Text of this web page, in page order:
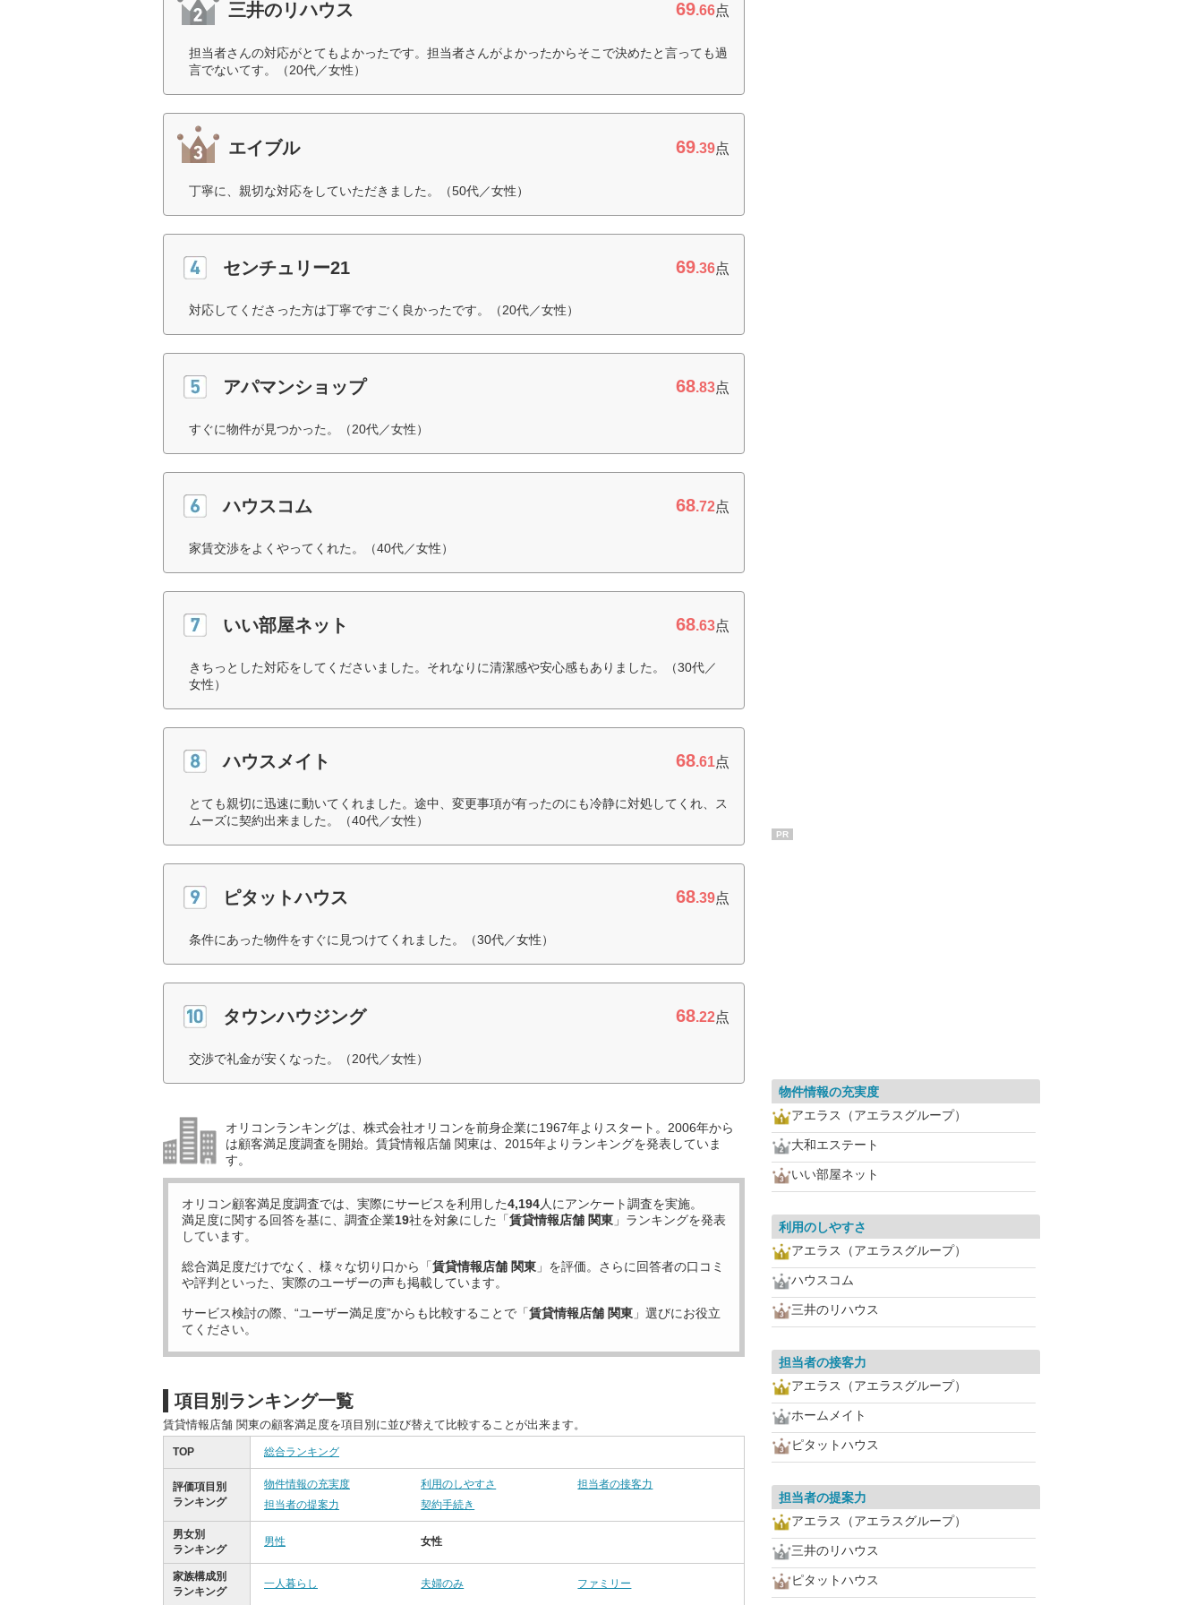
三井のリハウス 69.66点
担当者さんの対応がとてもよかったです。担当者さんがよかったからそこで決めたと言っても過
言でないてす。（20代／女性）
エイブル 69.39点
丁寧に、親切な対応をしていただきました。（50代／女性）
センチュリー21 69.36点
対応してくださった方は丁寧ですごく良かったです。（20代／女性）
アパマンショップ 68.83点
すぐに物件が見つかった。（20代／女性）
ハウスコム 68.72点
家賃交渉をよくやってくれた。（40代／女性）
いい部屋ネット 68.63点
きちっとした対応をしてくださいました。それなりに清潔感や安心感もありました。（30代／
女性）
ハウスメイト 68.61点
とても親切に迅速に動いてくれました。途中、変更事項が有ったのにも冷静に対処してくれ、ス
ムーズに契約出来ました。（40代／女性）
ピタットハウス 68.39点
条件にあった物件をすぐに見つけてくれました。（30代／女性）
タウンハウジング 68.22点
交渉で礼金が安くなった。（20代／女性）
オリコンランキングは、株式会社オリコンを前身企業に1967年よりスタート。2006年から
は顧客満足度調査を開始。賃貸情報店舗 関東は、2015年よりランキングを発表していま
す。
オリコン顧客満足度調査では、実際にサービスを利用した4,194人にアンケート調査を実施。
満足度に関する回答を基に、調査企業19社を対象にした「賃貸情報店舗 関東 」ランキングを発表
しています。
総合満足度だけでなく、様々な切り口から「賃貸情報店舗 関東 」を評価。さらに回答者の口コミ
や評判といった、実際のユーザーの声も掲載しています。
サービス検討の際、“ユーザー満足度”からも比較することで「賃貸情報店舗 関東 」選びにお役立
てください。
項目別ランキング一覧
賃貸情報店舗 関東の顧客満足度を項目別に並び替えて比較することが出来ます。
TOP 総合ランキング
評価項目別
ランキング
物件情報の充実度 利用のしやすさ
担当者の接客力
担当者の提案力
契約手続き
男女別
ランキング
男性 女性
家族構成別
ランキング
一人暮らし 夫婦のみ ファミリー
PR
物件情報の充実度
アエラス（アエラスグループ）
大和エステート
いい部屋ネット
利用のしやすさ
アエラス（アエラスグループ）
ハウスコム
三井のリハウス
担当者の接客力
アエラス（アエラスグループ）
ホームメイト
ピタットハウス
担当者の提案力
アエラス（アエラスグループ）
三井のリハウス
ピタットハウス